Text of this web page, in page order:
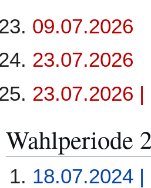
09.07.2026
23.07.2026
23.07.2026
Wahlperiode
18.07.2024